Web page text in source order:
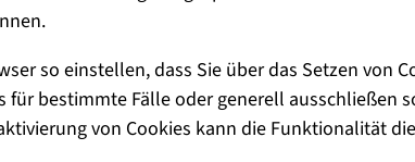
so einstellen, dass Sie über das Setzen
für bestimmte Fälle oder generell ausschließen
von Cookies kann die Funktionalität